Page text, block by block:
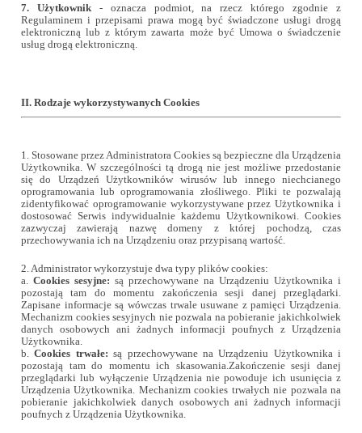
7. Użytkownik - oznacza podmiot, na rzecz którego zgodnie z
Regulaminem i przepisami prawa mogą być świadczone usługi drogą
elektroniczną lub z którym zawarta może być Umowa o świadczenie
usług drogą elektroniczną.
II. Rodzaje wykorzystywanych Cookies
1. Stosowane przez Administratora Cookies są bezpieczne dla Urządzenia
Użytkownika. W szczególności tą drogą nie jest możliwe przedostanie
się do Urządzeń Użytkowników wirusów lub innego niechcianego
oprogramowania lub oprogramowania złośliwego. Pliki te pozwalają
zidentyfikować oprogramowanie wykorzystywane przez Użytkownika i
dostosować Serwis indywidualnie każdemu Użytkownikowi. Cookies
zazwyczaj zawierają nazwę domeny z której pochodzą, czas
przechowywania ich na Urządzeniu oraz przypisaną wartość.
2. Administrator wykorzystuje dwa typy plików cookies:
a. Cookies sesyjne: są przechowywane na Urządzeniu Użytkownika i
pozostają tam do momentu zakończenia sesji danej przeglądarki.
Zapisane informacje są wówczas trwale usuwane z pamięci Urządzenia.
Mechanizm cookies sesyjnych nie pozwala na pobieranie jakichkolwiek
danych osobowych ani żadnych informacji poufnych z Urządzenia
Użytkownika.
b.Cookies trwałe: są przechowywane na Urządzeniu Użytkownika i
pozostają tam do momentu ich skasowania.Zakończenie sesji danej
przeglądarki lub wyłączenie Urządzenia nie powoduje ich usunięcia z
Urządzenia Użytkownika. Mechanizm cookies trwałych nie pozwala na
pobieranie jakichkolwiek danych osobowych ani żadnych informacji
poufnych z Urządzenia Użytkownika.